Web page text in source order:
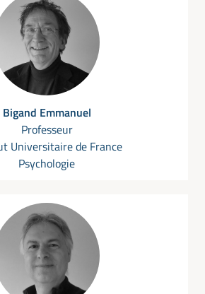
Bigand Emmanuel
Professeur
Universitaire de France
Psychologie